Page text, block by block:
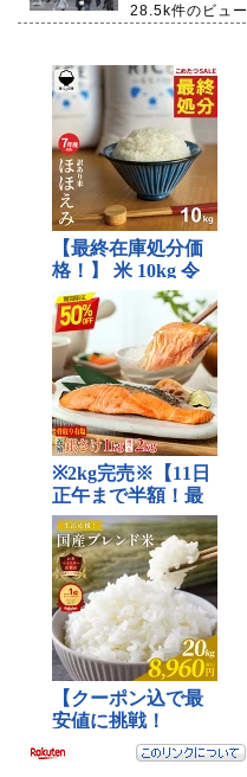
28.5k件のビュー